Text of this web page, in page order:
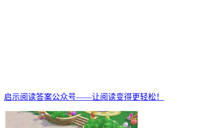
启示阅读答案公众号——让阅读变得更轻松！